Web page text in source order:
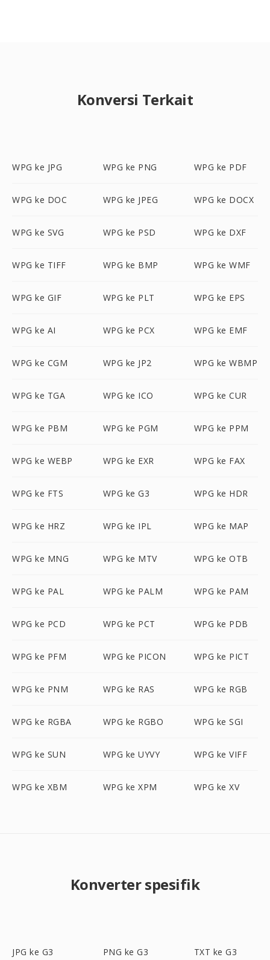
Konversi Terkait
WPG ke JPG WPG ke PNG WPG ke PDF
WPG ke DOC WPG ke JPEG WPG ke DOCX
WPG ke SVG WPG ke PSD WPG ke DXF
WPG ke TIFF WPG ke BMP WPG ke WMF
WPG ke GIF WPG ke PLT WPG ke EPS
WPG ke AI WPG ke PCX WPG ke EMF
WPG ke CGM WPG ke JP2 WPG ke WBMP
WPG ke TGA WPG ke ICO WPG ke CUR
WPG ke PBM WPG ke PGM WPG ke PPM
WPG ke WEBP WPG ke EXR WPG ke FAX
WPG ke FTS WPG ke G3 WPG ke HDR
WPG ke HRZ WPG ke IPL WPG ke MAP
WPG ke MNG WPG ke MTV WPG ke OTB
WPG ke PAL WPG ke PALM WPG ke PAM
WPG ke PCD WPG ke PCT WPG ke PDB
WPG ke PFM WPG ke PICON WPG ke PICT
WPG ke PNM WPG ke RAS WPG ke RGB
WPG ke RGBA WPG ke RGBO WPG ke SGI
WPG ke SUN WPG ke UYVY WPG ke VIFF
WPG ke XBM WPG ke XPM WPG ke XV
Konverter spesifik
JPG ke G3 PNG ke G3 TXT ke G3